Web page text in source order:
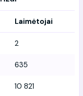
Laimėtojai
2
635
10 821